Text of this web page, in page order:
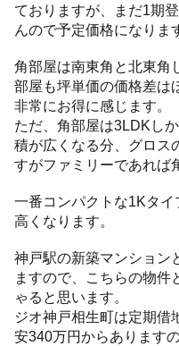
ておりますが、まだ1期
んので予定価格になりま
角部屋は南東角と北東角
部屋も坪単価の価格差は
非常にお得に感じます。
ただ、角部屋は3LDKし
積が広くなる分、グロス
すがファミリーであれば
一番コンパクトな1Kタ
高くなります。
神戸駅の新築マンション
ますので、こちらの物件
ゃると思います。
ジオ神戸相生町は定期借
安340万円からあります